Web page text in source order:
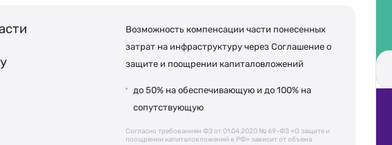
Возможность компенсации части понесенных
затрат на инфраструктуру через Соглашение о
защите и поощрении капиталовложений
до 50% на обеспечивающую и до 100% на
сопутствующую
Согласно требованиям ФЗ от 01.04.2020 № 69-ФЗ «О защите и
поощрении капиталовложений в РФ» зависит от объема